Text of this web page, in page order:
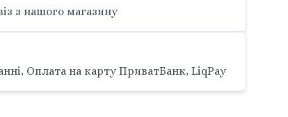
з нашого магазину
Оплата на карту ПриватБанк, LiqPay